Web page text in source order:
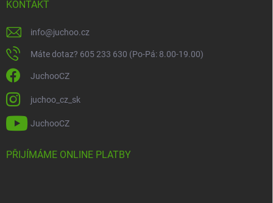
KONTAKT
info@juchoo.cz
Máte dotaz? 605 233 630 (Po-Pá: 8.00-19.00)
JuchooCZ
juchoo_cz_sk
JuchooCZ
PŘIJÍMÁME ONLINE PLATBY